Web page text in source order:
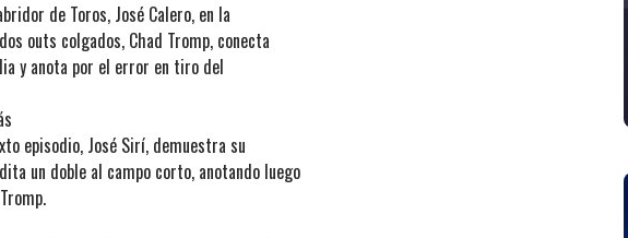
de Toros, José Calero, en la
outs colgados, Chad Tromp, conecta
y anota por el error en tiro del
episodio, José Sirí, demuestra su
un doble al campo corto, anotando luego